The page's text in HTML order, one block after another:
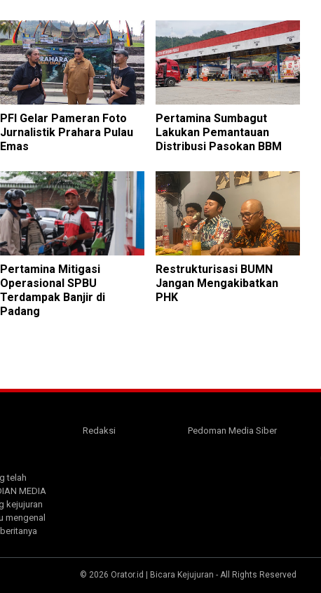
PFI Gelar Pameran Foto
Jurnalistik Prahara Pulau
Emas
Pertamina Sumbagut
Lakukan Pemantauan
Distribusi Pasokan BBM
Pertamina Mitigasi
Operasional SPBU
Terdampak Banjir di
Padang
Restrukturisasi BUMN
Jangan Mengakibatkan
PHK
telah
MEDIA
kejujuran
mengenal
Redaksi Pedoman Media Siber
© 2026 Orator.id | Bicara Kejujuran - All Rights Reserved